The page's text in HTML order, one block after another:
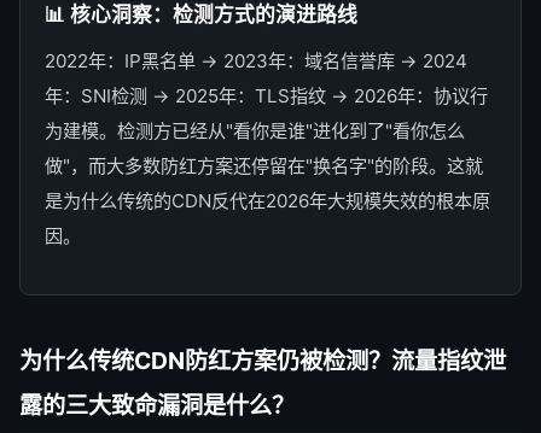
📊 核心洞察：检测方式的演进路线
2022年：IP黑名单 → 2023年：域名信誉库 → 2024
年：SNI检测 → 2025年：TLS指纹 → 2026年：协议行
为建模。检测方已经从"看你是谁"进化到了"看你怎么
做"，而大多数防红方案还停留在"换名字"的阶段。这就
是为什么传统的CDN反代在2026年大规模失效的根本原
因。
为什么传统CDN防红方案仍被检测？流量指纹泄
露的三大致命漏洞是什么？